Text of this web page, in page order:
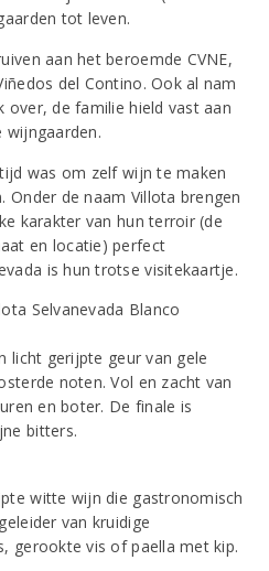
tot leven.
aan het beroemde CVNE,
del Contino. Ook al nam
over, de familie hield vast aan
wijngaarden.
was om zelf wijn te maken
Onder de naam Villota brengen
karakter van hun terroir (de
en locatie) perfect
is hun trotse visitekaartje.
licht gerijpte geur van gele
noten. Vol en zacht van
en boter. De finale is
bitters.
witte wijn die gastronomisch
van kruidige
gerookte vis of paella met kip.